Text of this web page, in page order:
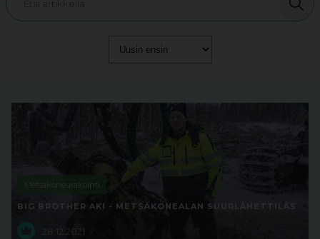
Metsäkoneurakointi
BIG BROTHER AKI - METSÄKONEALAN SUURLÄHETTILÄS
28.12.2021